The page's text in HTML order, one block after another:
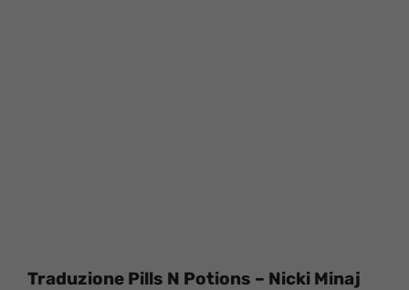
Traduzione Pills N Potions – Nicki Minaj